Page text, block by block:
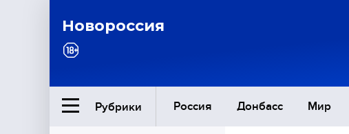
Новороссия
Рубрики Россия Донбасс Мир